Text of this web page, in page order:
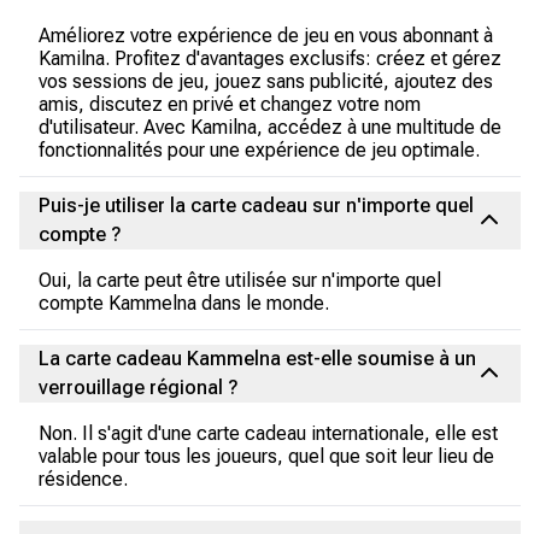
Améliorez votre expérience de jeu en vous abonnant à
Kamilna. Profitez d'avantages exclusifs: créez et gérez
vos sessions de jeu, jouez sans publicité, ajoutez des
amis, discutez en privé et changez votre nom
d'utilisateur. Avec Kamilna, accédez à une multitude de
fonctionnalités pour une expérience de jeu optimale.
Puis-je utiliser la carte cadeau sur n'importe quel
compte ?
Oui, la carte peut être utilisée sur n'importe quel
compte Kammelna dans le monde.
La carte cadeau Kammelna est-elle soumise à un
verrouillage régional ?
Non. Il s'agit d'une carte cadeau internationale, elle est
valable pour tous les joueurs, quel que soit leur lieu de
résidence.